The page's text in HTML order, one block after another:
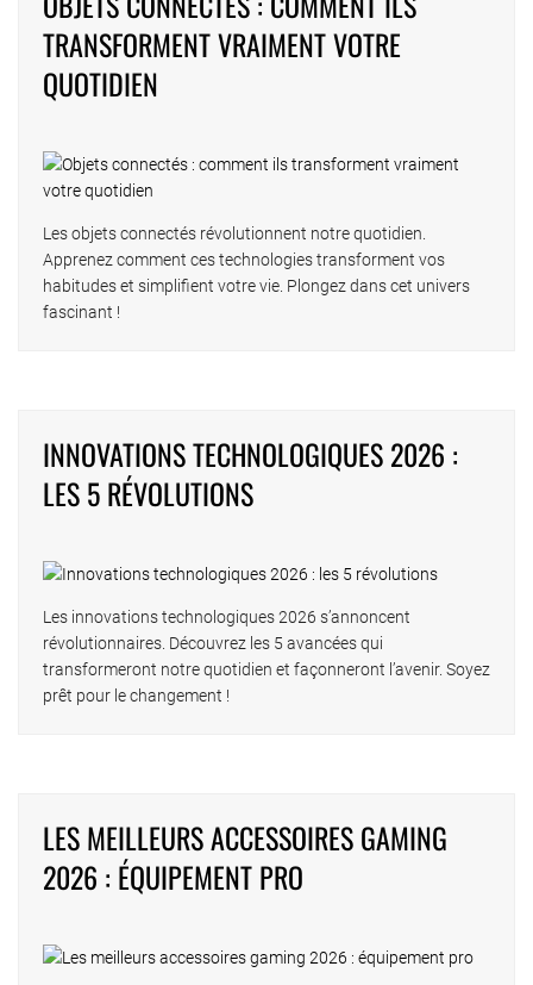
TRANSFORMENT VRAIMENT VOTRE
QUOTIDIEN
Les objets connectés révolutionnent notre quotidien.
Apprenez comment ces technologies transforment vos
habitudes et simplifient votre vie. Plongez dans cet univers
fascinant !
INNOVATIONS TECHNOLOGIQUES 2026 :
LES 5 RÉVOLUTIONS
Les innovations technologiques 2026 s’annoncent
révolutionnaires. Découvrez les 5 avancées qui
transformeront notre quotidien et façonneront l’avenir. Soyez
prêt pour le changement !
LES MEILLEURS ACCESSOIRES GAMING
2026 : ÉQUIPEMENT PRO